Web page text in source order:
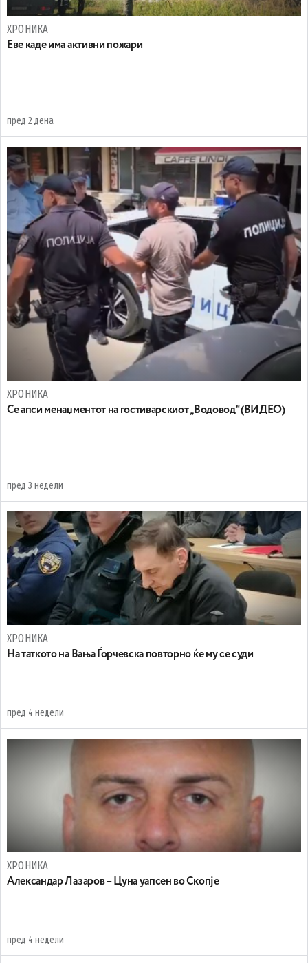
ХРОНИКА
Eве каде има активни пожари
пред 2 дена
ХРОНИКА
Се апси менаџментот на гостиварскиот „Водовод“ (ВИДЕО)
пред 3 недели
ХРОНИКА
На таткото на Вања Ѓорчевска повторно ќе му се суди
пред 4 недели
ХРОНИКА
Александар Лазаров – Цуна уапсен во Скопје
пред 4 недели